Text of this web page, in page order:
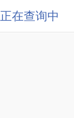
正在查询中